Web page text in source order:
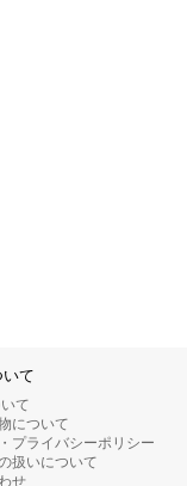
て
て
について
プライバシーポリシー
扱いについて
せ